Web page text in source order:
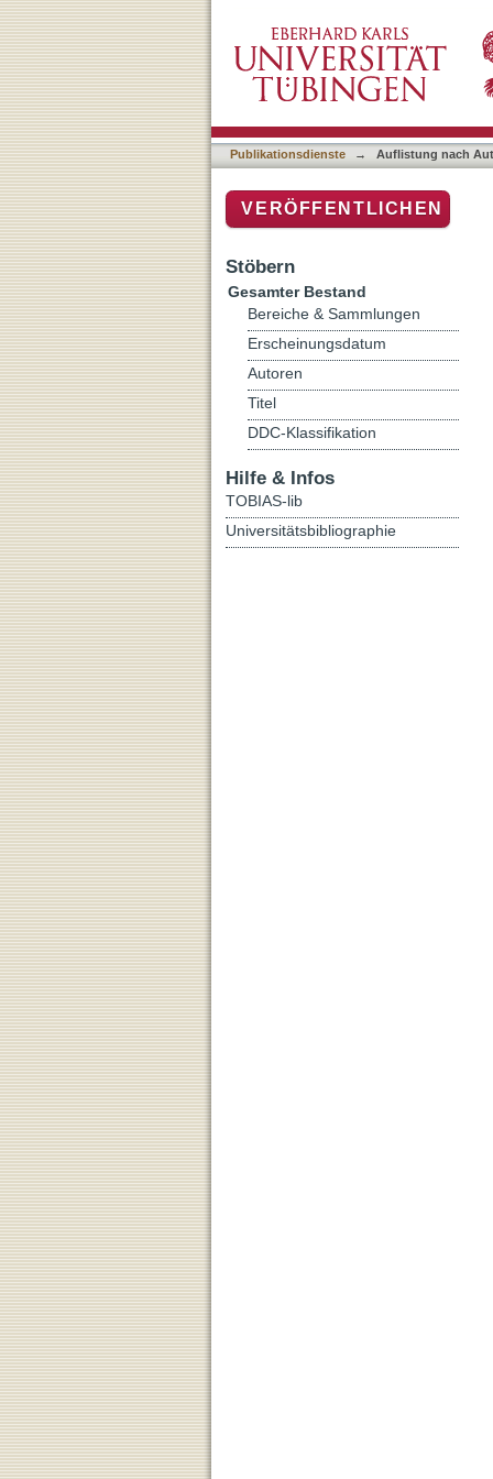
Publikationsdienste → Auflistung nach
VERÖFFENTLICHEN
Stöbern
Gesamter Bestand
Bereiche & Sammlungen
Erscheinungsdatum
Autoren
Titel
DDC-Klassifikation
Hilfe & Infos
TOBIAS-lib
Universitätsbibliographie